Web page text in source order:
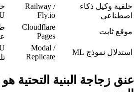
خلفية وكيل ذكاء
اصطناعي
Railway /
Fly.io
موقع ثابت
Cloudflare
Pages
استدلال نموذج ML
Modal /
Replicate
عنق زجاجة البنية التحتية هو